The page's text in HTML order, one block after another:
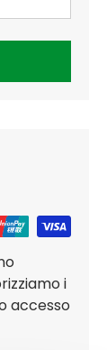
i
accesso